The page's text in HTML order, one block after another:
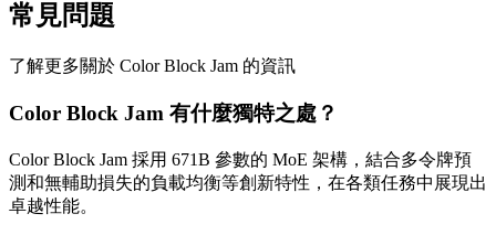
常見問題
了解更多關於 Color Block Jam 的資訊
Color Block Jam 有什麼獨特之處？
Color Block Jam 採用 671B 參數的 MoE 架構，結合多令牌預
測和無輔助損失的負載均衡等創新特性，在各類任務中展現出
卓越性能。